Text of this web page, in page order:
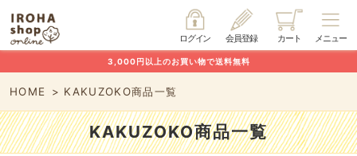
メニュー
カート
会員登録
ログイン
3,000円以上のお買い物で送料無料
HOME KAKUZOKO商品一覧
KAKUZOKO商品一覧